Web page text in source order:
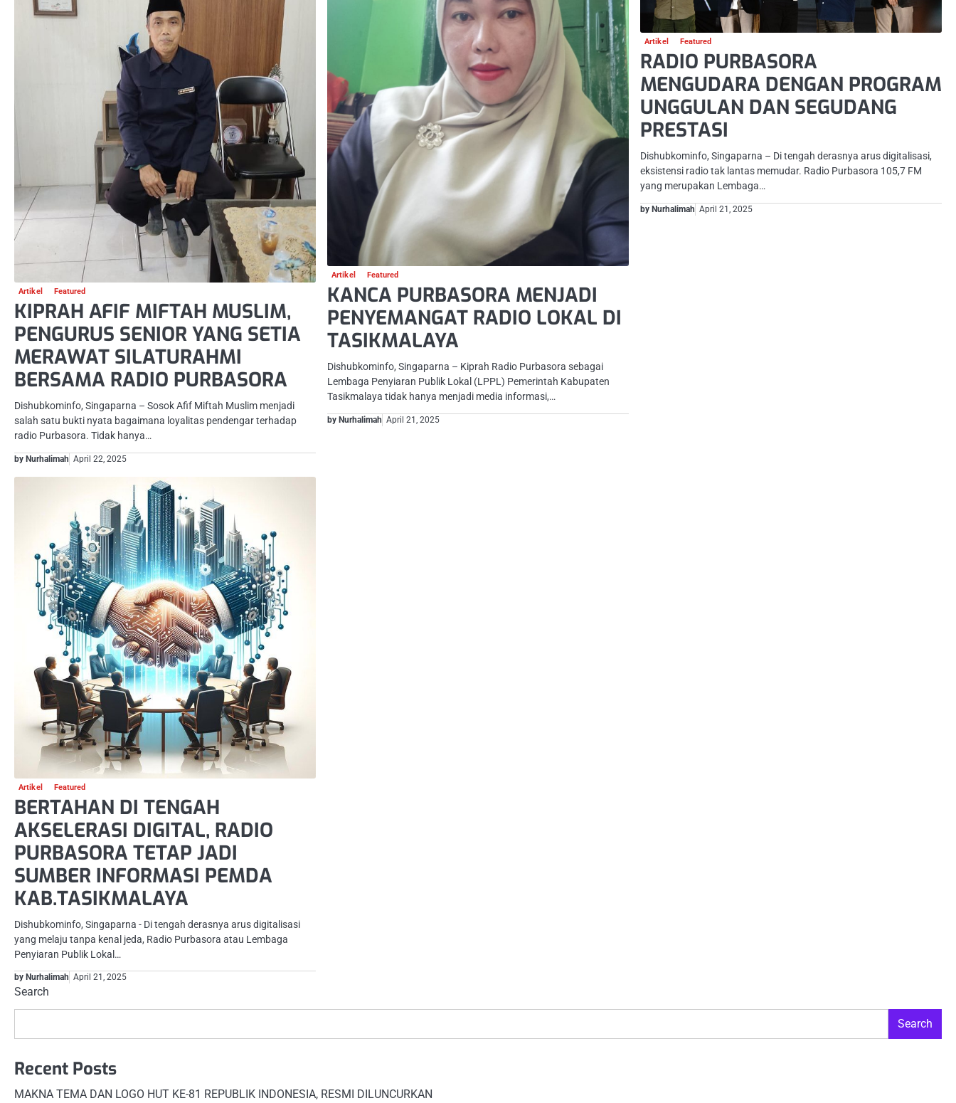
Artikel Featured
KIPRAH AFIF MIFTAH MUSLIM,
PENGURUS SENIOR YANG SETIA
MERAWAT SILATURAHMI
BERSAMA RADIO PURBASORA
Dishubkominfo, Singaparna – Sosok Afif Miftah Muslim menjadi
salah satu bukti nyata bagaimana loyalitas pendengar terhadap
radio Purbasora. Tidak hanya…
by Nurhalimah April 22, 2025
Artikel Featured
KANCA PURBASORA MENJADI
PENYEMANGAT RADIO LOKAL DI
TASIKMALAYA
Dishubkominfo, Singaparna – Kiprah Radio Purbasora sebagai
Lembaga Penyiaran Publik Lokal (LPPL) Pemerintah Kabupaten
Tasikmalaya tidak hanya menjadi media informasi,…
by Nurhalimah April 21, 2025
Artikel Featured
RADIO PURBASORA
MENGUDARA DENGAN PROGRAM
UNGGULAN DAN SEGUDANG
PRESTASI
Dishubkominfo, Singaparna – Di tengah derasnya arus digitalisasi,
eksistensi radio tak lantas memudar. Radio Purbasora 105,7 FM
yang merupakan Lembaga…
by Nurhalimah April 21, 2025
Artikel Featured
BERTAHAN DI TENGAH
AKSELERASI DIGITAL, RADIO
PURBASORA TETAP JADI
SUMBER INFORMASI PEMDA
KAB.TASIKMALAYA
Dishubkominfo, Singaparna ­- Di tengah derasnya arus digitalisasi
yang melaju tanpa kenal jeda, Radio Purbasora atau Lembaga
Penyiaran Publik Lokal…
by Nurhalimah April 21, 2025
Search
Search
Recent Posts
MAKNA TEMA DAN LOGO HUT KE-81 REPUBLIK INDONESIA, RESMI DILUNCURKAN